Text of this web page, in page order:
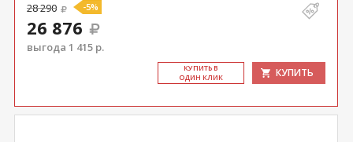
28 290 -5%
26 876
выгода 1 415 р.
КУ­ПИТЬ В
ОДИН КЛИК
КУПИТЬ